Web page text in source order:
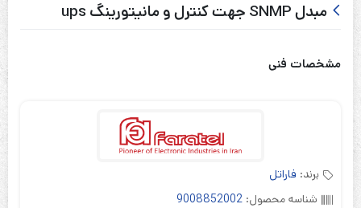
مبدل SNMP جهت کنترل و مانیتورینگ ups
مشخصات فنی
برند: فاراتل
شناسه محصول: 9008852002